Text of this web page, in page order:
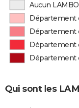
Aucun
Département
Département
Département
Département
Qui sont les